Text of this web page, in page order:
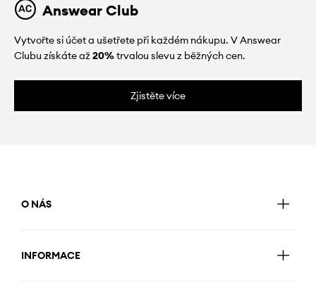
Answear Club
Vytvořte si účet a ušetřete při každém nákupu. V Answear
Clubu získáte až20%trvalou slevu z běžných cen.
Zjistěte více
O NÁS
INFORMACE